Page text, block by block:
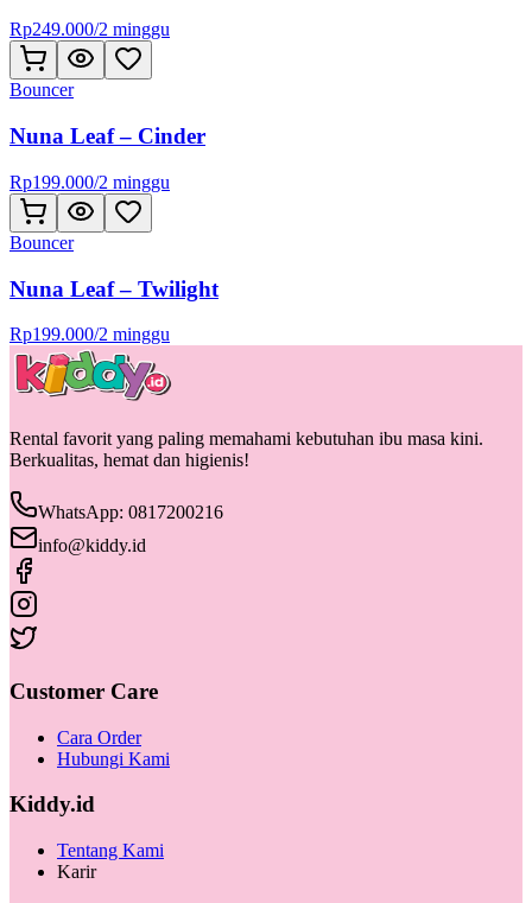
Rp249.000/2 minggu
Bouncer
Nuna Leaf – Cinder
Rp199.000/2 minggu
Bouncer
Nuna Leaf – Twilight
Rp199.000/2 minggu
Rental favorit yang paling memahami kebutuhan ibu masa kini.
Berkualitas, hemat dan higienis!
WhatsApp: 0817200216
info@kiddy.id
Customer Care
Cara Order
Hubungi Kami
Kiddy.id
Tentang Kami
Karir